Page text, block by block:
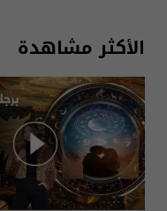
الأكثر مشاهدة